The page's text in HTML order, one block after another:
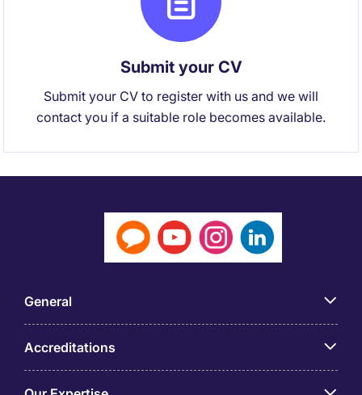
Submit your CV
Submit your CV to register with us and we will
contact you if a suitable role becomes available.
General
Accreditations